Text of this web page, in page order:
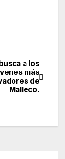
a los
más
de
Malleco.